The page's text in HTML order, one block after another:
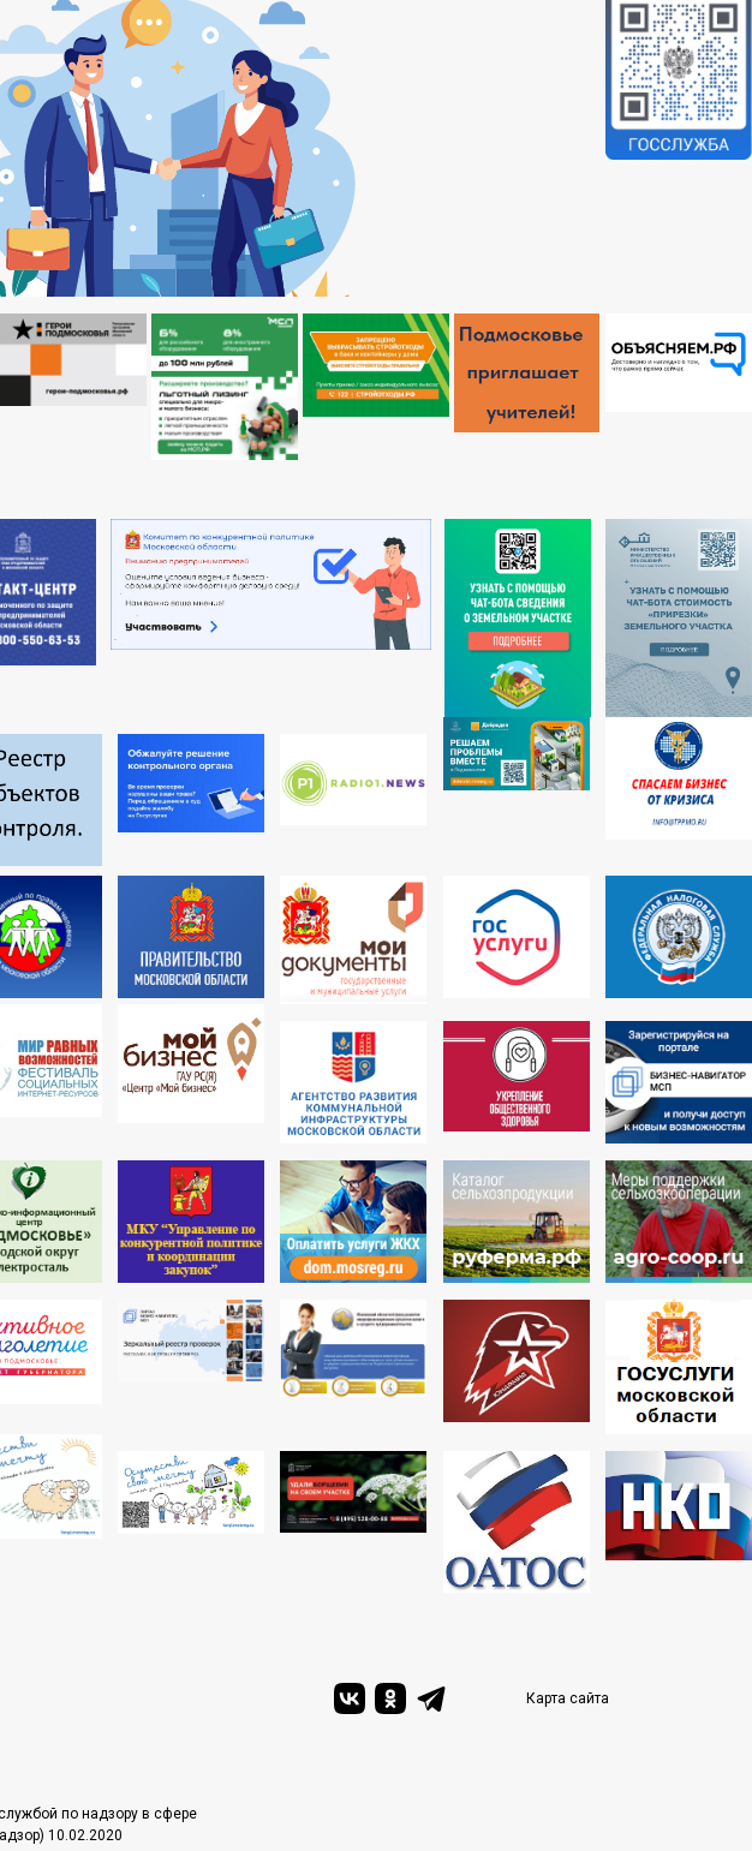
Карта сайта
по надзору в сфере
10.02.2020